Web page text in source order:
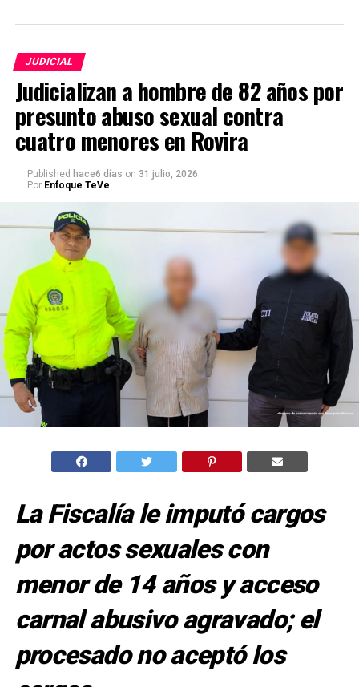
JUDICIAL
Judicializan a hombre de 82 años por
presunto abuso sexual contra
cuatro menores en Rovira
Published hace6 días on 31 julio, 2026
Por Enfoque TeVe
La Fiscalía le imputó cargos
por actos sexuales con
menor de 14 años y acceso
carnal abusivo agravado; el
procesado no aceptó los